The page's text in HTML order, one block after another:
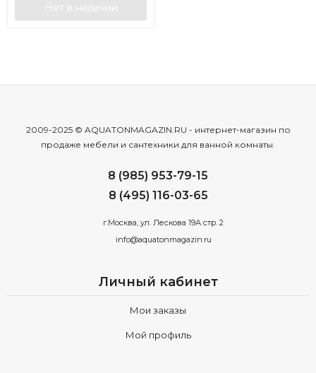
Нет в наличии
2009-2025 © AQUATONMAGAZIN.RU - интернет-магазин по
продаже мебели и сантехники для ванной комнаты.
8 (985) 953-79-15
8 (495) 116-03-65
г.Москва, ул. Лескова 19А стр. 2
info@aquatonmagazin.ru
Личный кабинет
Мои заказы
Мой профиль